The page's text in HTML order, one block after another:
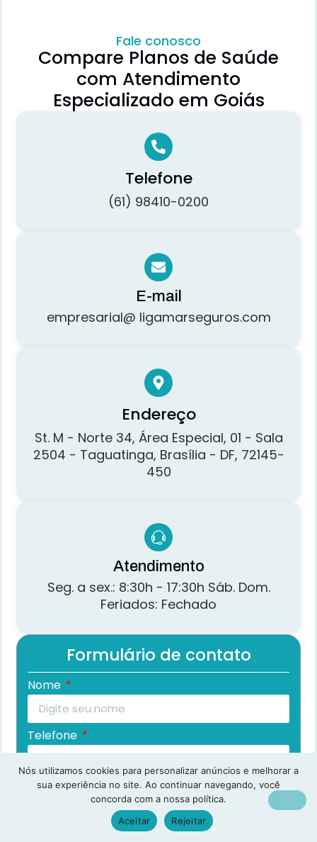
Fale conosco
Compare Planos de Saúde
com Atendimento
Especializado em Goiás
Telefone
(61) 98410-0200
E-mail
empresarial@ ligamarseguros.com
Endereço
St. M - Norte 34, Área Especial, 01 - Sala
2504 - Taguatinga, Brasília - DF, 72145-
450
Atendimento
Seg. a sex.: 8:30h - 17:30h Sáb. Dom.
Feriados: Fechado
Formulário de contato
Nome
Telefone
E-mail
Nós utilizamos cookies para personalizar anúncios e melhorar a
sua experiência no site. Ao continuar navegando, você
concorda com a nossa política.
Aceitar
Rejeitar